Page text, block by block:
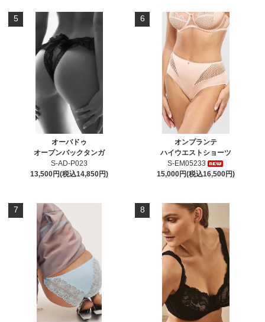
5
オーバドゥ
オープンバックタンガ
S-AD-P023
13,500円(税込14,850円)
6
オンプランテ
ハイウエストショーツ
S-EM05233
15,000円(税込16,500円)
7 8